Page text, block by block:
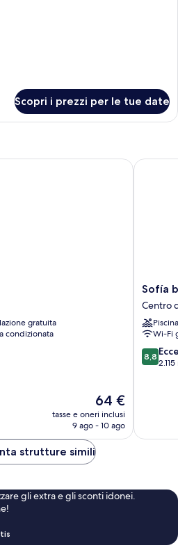
Scopri i prezzi per le tue date
gratuita
condizionata
Il
prezzo
attuale
64 €
64 €
tasse e oneri inclusi
9 ago - 10 ago
Sofía
by
Bunik
Centro
di
Playa
del
Sofía
Centro
Piscina
Wi-Fi
8.8
su
8,8
Sofía by
strutture simili
gli extra e gli sconti idonei.